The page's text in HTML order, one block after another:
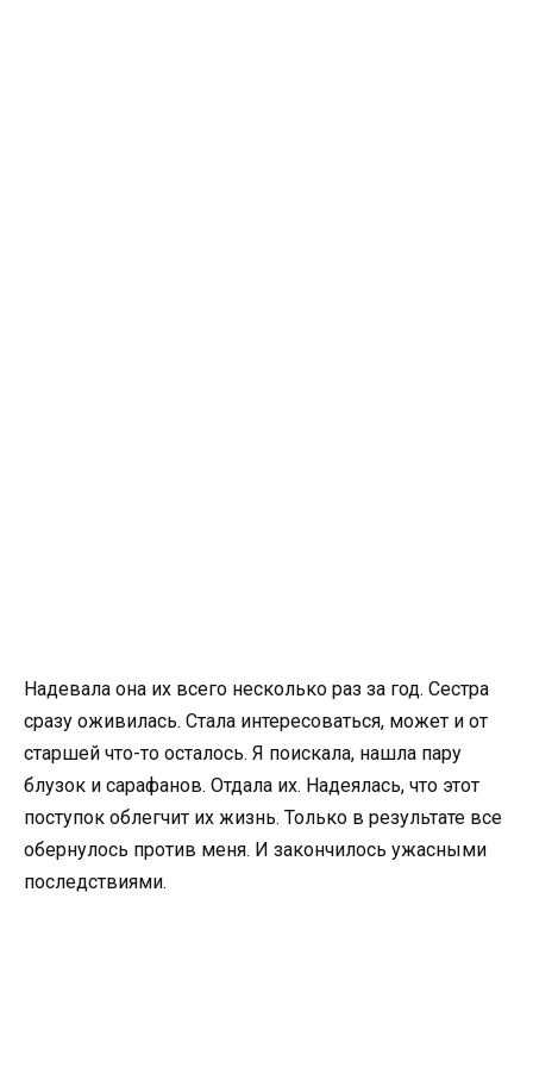
Надевала она их всего несколько раз за год. Сестра
сразу оживилась. Стала интересоваться, может и от
старшей что-то осталось. Я поискала, нашла пару
блузок и сарафанов. Отдала их. Надеялась, что этот
поступок облегчит их жизнь. Только в результате все
обернулось против меня. И закончилось ужасными
последствиями.